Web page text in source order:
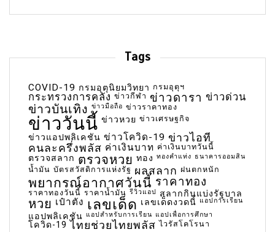
Tags
COVID-19 กรมอุตุนิยมวิทยา กรมอุตุฯ
กระทรวงการคลัง ข่าวกีฬา ข่าวดารา ข่าวด่วน
ข่าวบันเทิง ข่าวมือถือ ข่าวราคาทอง
ข่าววันนี้ ข่าวหวย ข่าวเศรษฐกิจ
ข่าวแอปพลิเคชัน ข่าวโควิด-19 ข่าวไอที
คนละครึ่งพลัส ค่าเงินบาท ค่าเงินบาทวันนี้
ตรวจสลาก ตรวจหวย ทอง ทองคำแท่ง ธนาคารออมสิน
น้ำมัน บัตรสวัสดิการแห่งรัฐ ผลสลาก ฝนตกหนัก
พยากรณ์อากาศวันนี้ ราคาทอง
ราคาทองวันนี้ ราคาน้ำมัน รีวิวแอป สลากกินแบ่งรัฐบาล
หวย เป๋าตัง เลขเด็ด เลขเด็ดงวดนี้ แอปการเรียน
แอปพลิเคชัน แอปสำหรับการเรียน แอปเพื่อการศึกษา
โควิด-19 ไทยช่วยไทยพลัส ไวรัสโคโรนา